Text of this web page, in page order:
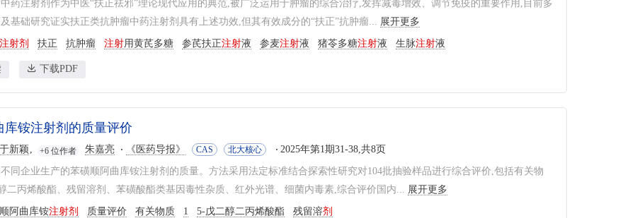
药注射剂作为中医“扶正祛邪”理论现代应用的典范,被广泛运用于肿瘤的综合治疗,发挥减毒增效、调节免疫的重要作用,目前多
基础研究证实扶正类抗肿瘤中药注射剂具有上述功效,但其有效成分的“扶正”抗肿瘤... 展开更多
注射剂 扶正 抗肿瘤 注射用黄芪多糖 参芪扶正注射液 参麦注射液 猪苓多糖注射液 生脉注射液
下载PDF
库铵注射剂的质量评价
于新颖 +6 位作者 朱嘉亮 《医药导报》 CAS 北大核心 2025年第1期31-38,共8页
同企业生产的苯磺顺阿曲库铵注射剂的质量。方法采用法定标准结合探索性研究对104批抽验样品进行综合评价,包括有关物
二丙烯酸酯、残留溶剂、苯磺酸酯类基因毒性杂质、红外光谱、细菌内毒素,综合评价国内... 展开更多
阿曲库铵注射剂 质量评价 有关物质 1 5-戊二醇二丙烯酸酯 残留溶剂